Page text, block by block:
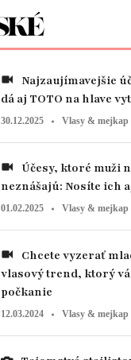
dá aj TOTO na hlave
30.12.2025 Vlasy & mejkap
neznášajú: Nosíte ich
01.02.2025 Vlasy & mejkap
vlasový trend, ktorý
počkanie
12.03.2024 Vlasy & mejkap